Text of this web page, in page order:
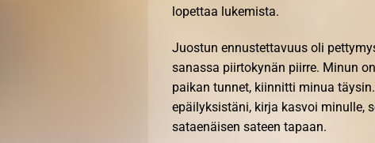
lopettaa lukemista.
Juostun ennustettavuus oli
sanassa piirtokynän piirre. Minun
paikan tunnet, kiinnitti minua
epäilyksistäni, kirja kasvoi minulle,
sataenäisen sateen tapaan.